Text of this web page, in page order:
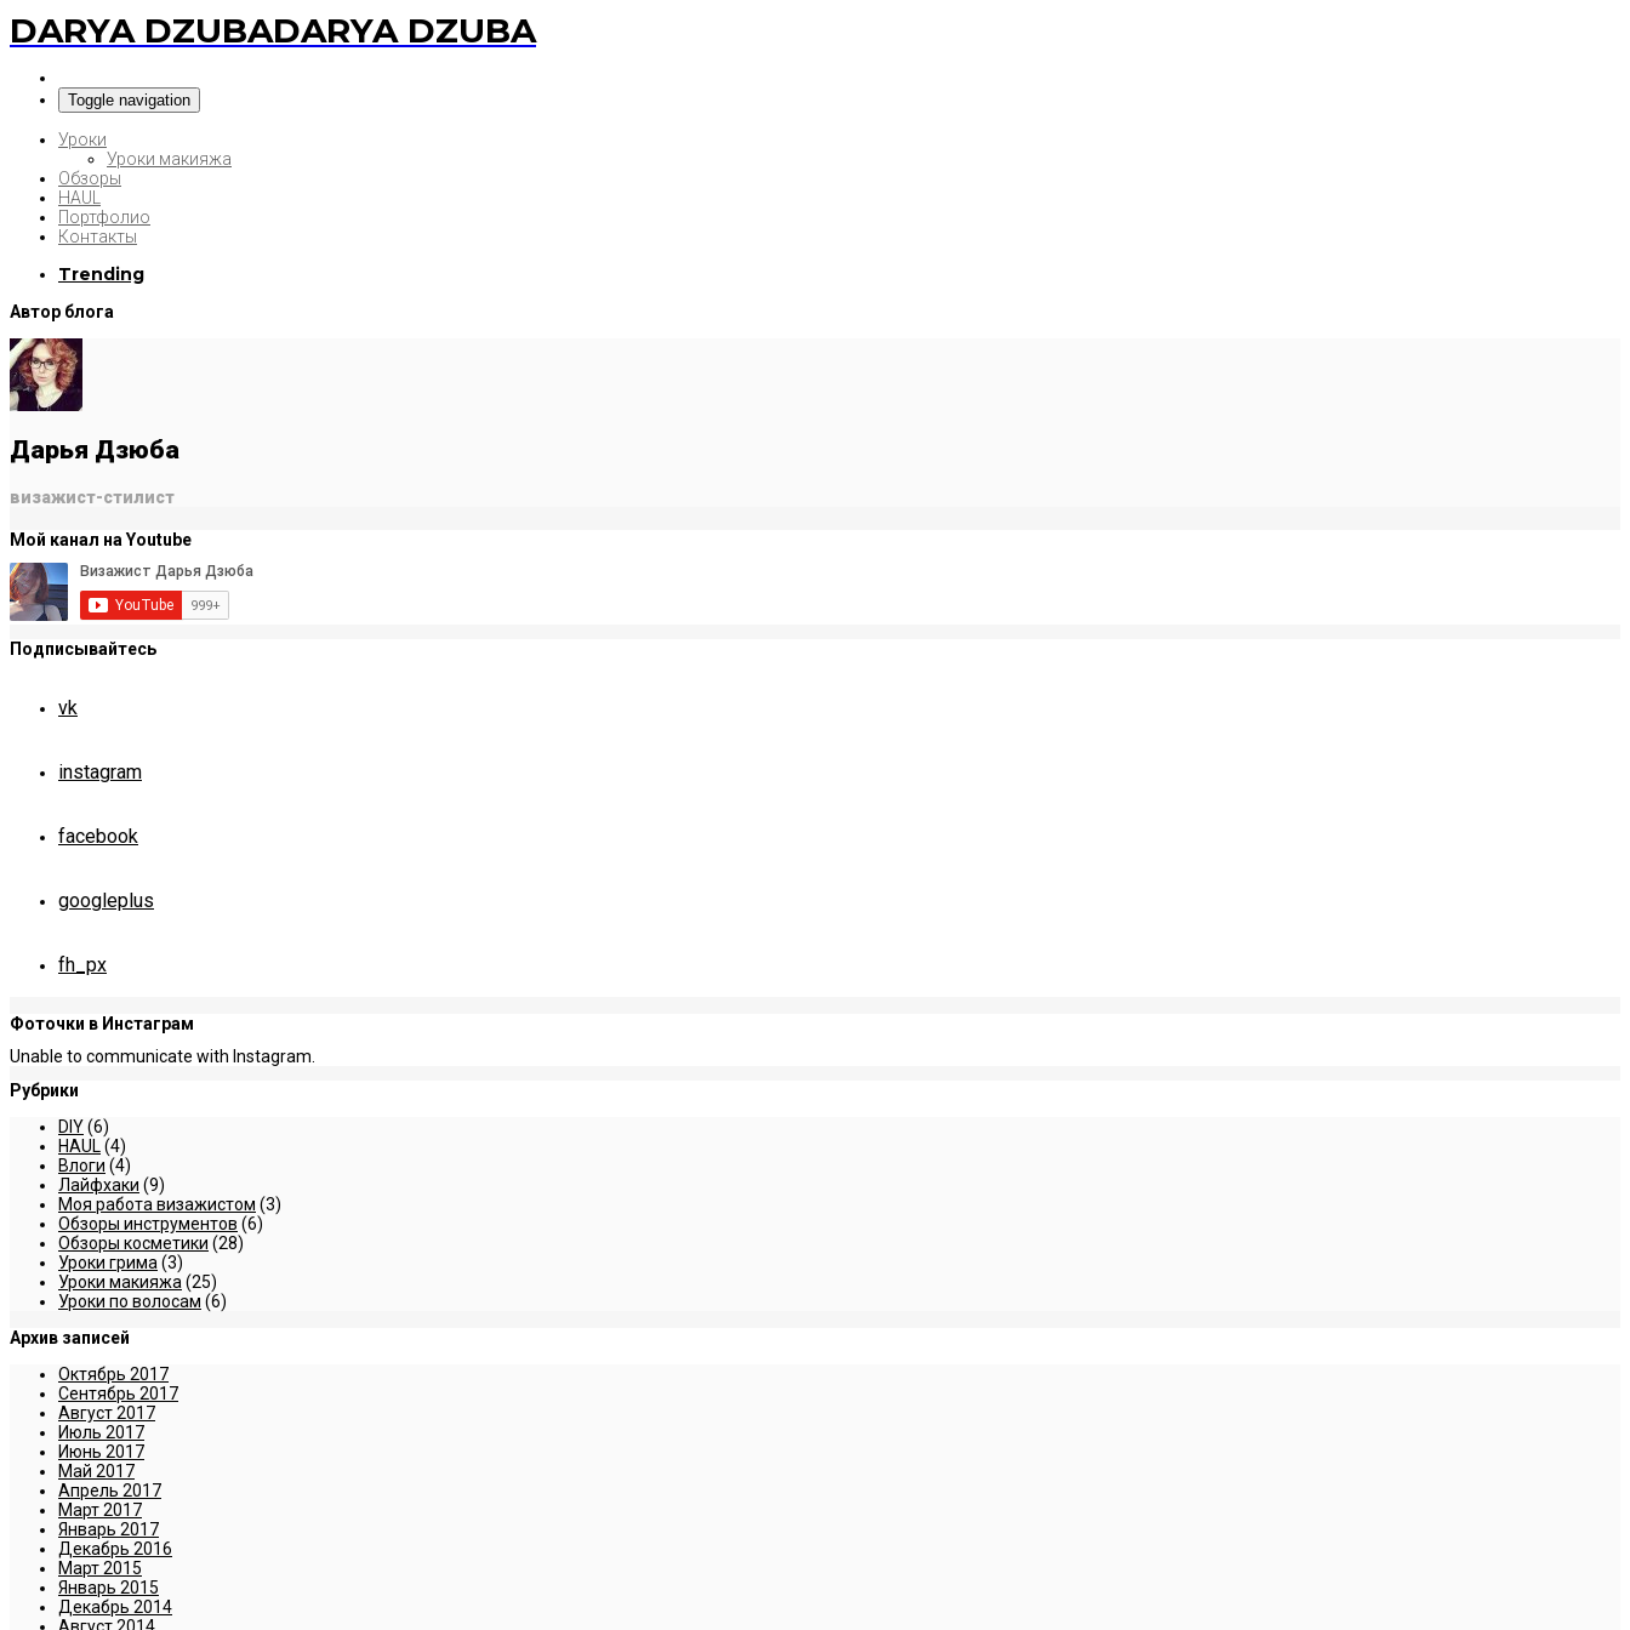
DARYA DZUBADARYA DZUBA
Toggle navigation
Уроки
Уроки макияжа
Обзоры
HAUL
Портфолио
Контакты
Trending
Автор блога
Дарья Дзюба
визажист-стилист
Мой канал на Youtube
Подписывайтесь
vk
instagram
facebook
googleplus
fh_px
Фоточки в Инстаграм
Unable to communicate with Instagram.
Рубрики
DIY(6)
HAUL (4)
Влоги (4)
Лайфхаки (9)
Моя работа визажистом (3)
Обзоры инструментов (6)
Обзоры косметики (28)
Уроки грима (3)
Уроки макияжа (25)
Уроки по волосам (6)
Архив записей
Октябрь 2017
Сентябрь 2017
Август 2017
Июль 2017
Июнь 2017
Май 2017
Апрель 2017
Март 2017
Январь 2017
Декабрь 2016
Март 2015
Январь 2015
Декабрь 2014